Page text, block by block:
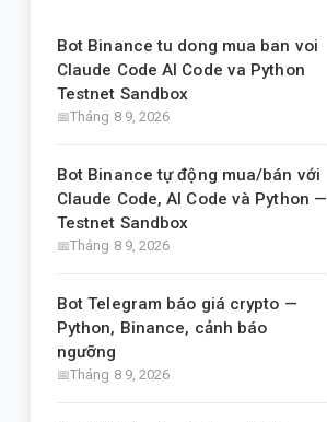
Bot Binance tu dong mua ban voi
Claude Code AI Code va Python
Testnet Sandbox
Tháng 8 9, 2026
Bot Binance tự động mua/bán với
Claude Code, AI Code và Python —
Testnet Sandbox
Tháng 8 9, 2026
Bot Telegram báo giá crypto —
Python, Binance, cảnh báo
ngưỡng
Tháng 8 9, 2026